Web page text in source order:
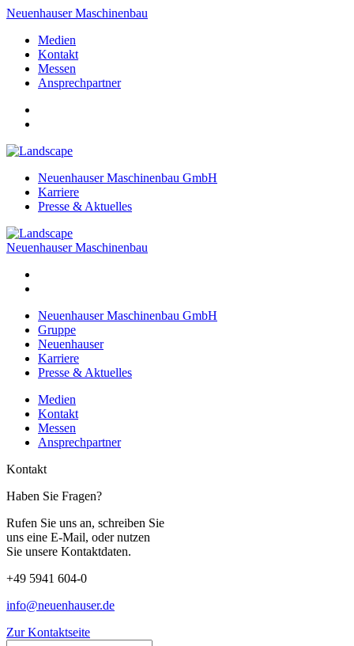
Neuenhauser Maschinenbau
Medien
Kontakt
Messen
Ansprechpartner
Neuenhauser Maschinenbau GmbH
Karriere
Presse & Aktuelles
Neuenhauser Maschinenbau
Neuenhauser Maschinenbau GmbH
Gruppe
Neuenhauser
Karriere
Presse & Aktuelles
Medien
Kontakt
Messen
Ansprechpartner
Kontakt
Haben Sie Fragen?
Rufen Sie uns an, schreiben Sie
uns eine E-Mail, oder nutzen
Sie unsere Kontaktdaten.
+49 5941 604-0
info@neuenhauser.de
Zur Kontaktseite